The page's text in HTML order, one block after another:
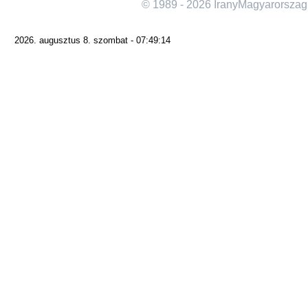
© 1989 - 2026
2026. augusztus 8. szombat - 07:49:14